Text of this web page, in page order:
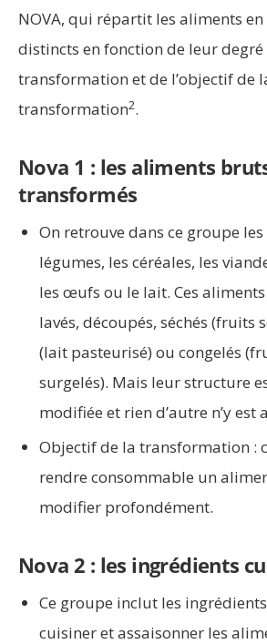
NOVA, qui répartit les aliments
distincts en fonction de leur degré
transformation et de l’objectif de
transformation2.
Nova 1 : les aliments
transformés
On retrouve dans ce groupe
légumes, les céréales, les
les œufs ou le lait. Ces
lavés, découpés, séchés (fruits
(lait pasteurisé) ou congelés
surgelés). Mais leur structure
modifiée et rien d’autre n’y est
Objectif de la transformation :
rendre consommable un
modifier profondément.
Nova 2 : les ingrédients
Ce groupe inclut les
cuisiner et assaisonner les